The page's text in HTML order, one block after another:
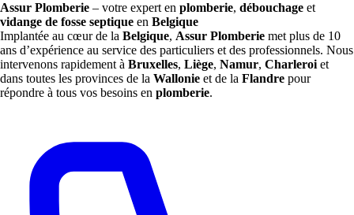
Assur Plomberie – votre expert en plomberie, débouchage et
vidange de fosse septique en Belgique
Implantée au cœur de la Belgique, Assur Plomberie met plus de 10
ans d’expérience au service des particuliers et des professionnels. Nous
intervenons rapidement à Bruxelles, Liège, Namur, Charleroi et
dans toutes les provinces de la Wallonie et de la Flandre pour
répondre à tous vos besoins en plomberie.